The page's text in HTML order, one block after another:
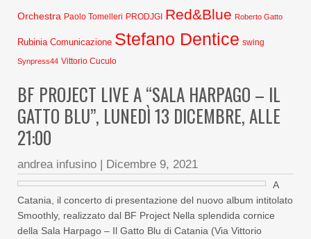
Orchestra Paolo Tomelleri PRODJGI Red&Blue Roberto Gatto
Rubinia Comunicazione Stefano Dentice swing
Synpress44 Vittorio Cuculo
BF PROJECT LIVE A “SALA HARPAGO – IL
GATTO BLU”, LUNEDÌ 13 DICEMBRE, ALLE
21:00
andrea infusino | Dicembre 9, 2021
A
Catania, il concerto di presentazione del nuovo album intitolato
Smoothly, realizzato dal BF Project Nella splendida cornice
della Sala Harpago – Il Gatto Blu di Catania (Via Vittorio